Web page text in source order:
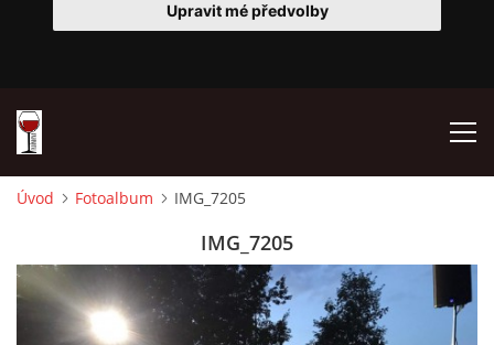
Upravit mé předvolby
NAŠE SÝRY A DELIKATESY
Úvod Fotoalbum IMG_7205
IMG_7205